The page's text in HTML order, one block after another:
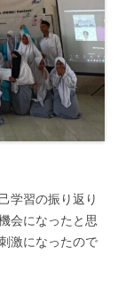
学習の振り返り
会になったと思
激になったので